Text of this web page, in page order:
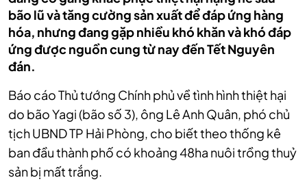
bão lũ và tăng cường sản xuất để đáp ứng hàng
hóa, nhưng đang gặp nhiều khó khăn và khó đáp
ứng được nguồn cung từ nay đến Tết Nguyên
đán.
Báo cáo Thủ tướng Chính phủ về tình hình thiệt hại
do bão Yagi (bão số 3), ông Lê Anh Quân, phó chủ
tịch UBND TP Hải Phòng, cho biết theo thống kê
ban đầu thành phố có khoảng 48ha nuôi trồng thuỷ
sản bị mất trắng.